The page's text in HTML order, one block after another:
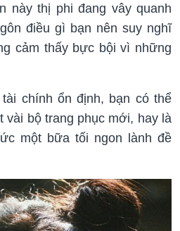
này thị phi đang vây quanh
điều gì bạn nên suy nghĩ
cảm thấy bực bội vì những
chính ổn định, bạn có thể
vài bộ trang phục mới, hay là
một bữa tối ngon lành đề